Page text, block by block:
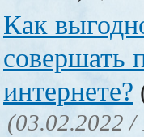
Как
совершать
интернете?
(03.02.2022 /